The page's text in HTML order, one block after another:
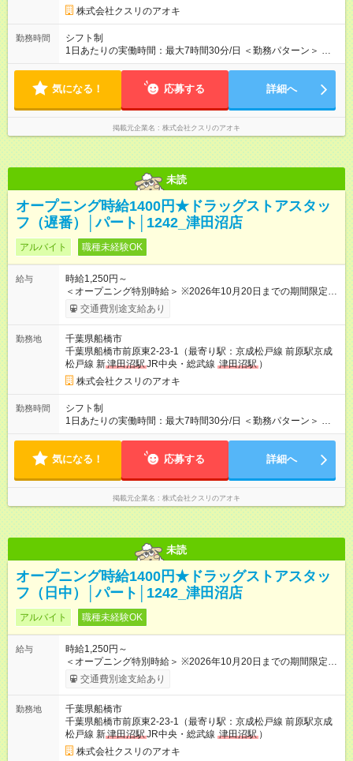
株式会社クスリのアオキ
勤務時間
シフト制
1日あたりの実働時間：最大7時間30分/日 ＜勤務パターン＞ ・
7:00～12:00 ・8:00～13:00 1日5時間 (7～7.5時間のフルタイム
気になる！ 応募する 詳細へ
掲載元企業名 株式会社クスリのアオキ
未読
オープニング時給1400円★ドラッグストアスタッ
フ（遅番）│パート│1242_津田沼店
アルバイト 職種未経験OK
給与
時給1,250円～
＜オープニング特別時給＞ ※2026年10月20日までの期間限定特
別時給 8:30～17:00 時給1400円 17:00～22:00 時給1500円
※2026年10月21日～通常時給適用 8:30～17:00 時給1250円
降 25％増し（営業店舗のみ） 【手当】 ※登録販売者資格手当
あり（時給＋30円） 【試用期間】試用期間なし
交通費別途支給あり
勤務地
千葉県船橋市
千葉県船橋市前原東2-23-1（最寄り駅：京成松戸線 前原駅京成
松戸線 新津田沼駅JR中央・総武線 津田沼駅 ）
株式会社クスリのアオキ
勤務時間
シフト制
1日あたりの実働時間：最大7時間30分/日 ＜勤務パターン＞ ・
16:00～22:00 1日5時間 ・閉店までのフルタイム応相談！ 1日7
気になる！ 応募する 詳細へ
掲載元企業名 株式会社クスリのアオキ
未読
オープニング時給1400円★ドラッグストアスタッ
フ（日中）│パート│1242_津田沼店
アルバイト 職種未経験OK
給与
時給1,250円～
＜オープニング特別時給＞ ※2026年10月20日までの期間限定特
別時給 8:30～17:00 時給1400円 17:00～22:00 時給1500円
※2026年10月21日～通常時給適用 8:30～17:00 時給1250円
降 25％増し（営業店舗のみ） 【手当】 ※登録販売者資格手当
あり（時給＋30円） 【試用期間】試用期間なし
交通費別途支給あり
勤務地
千葉県船橋市
千葉県船橋市前原東2-23-1（最寄り駅：京成松戸線 前原駅京成
松戸線 新津田沼駅JR中央・総武線 津田沼駅 ）
株式会社クスリのアオキ